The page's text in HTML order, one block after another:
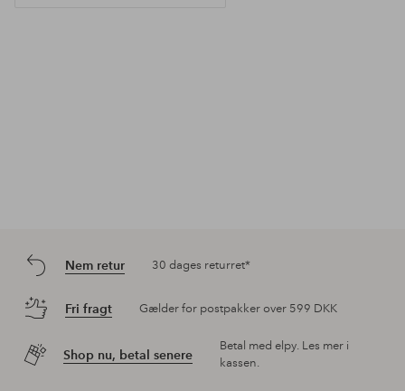
Nem retur 30 dages returret*
Fri fragt Gælder for postpakker over 599 DKK
Shop nu, betal senere
Betal med elpy. Les mer i
kassen.